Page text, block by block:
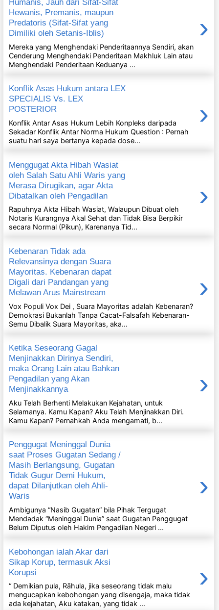
Humanis, Jauh dari Sifat-Sifat
Hewanis, Premanis, maupun
Predatoris (Sifat-Sifat yang
Dimiliki oleh Setanis-Iblis)
›
Mereka yang Menghendaki Penderitaannya Sendiri, akan
Cenderung Menghendaki Penderitaan Makhluk Lain atau
Menghendaki Penderitaan Keduanya ...
Konflik Asas Hukum antara LEX
SPECIALIS Vs. LEX
POSTERIOR
›
Konflik Antar Asas Hukum Lebih Konpleks daripada
Sekadar Konflik Antar Norma Hukum Question : Pernah
suatu hari saya bertanya kepada dose...
Menggugat Akta Hibah Wasiat
oleh Salah Satu Ahli Waris yang
Merasa Dirugikan, agar Akta
Dibatalkan oleh Pengadilan
›
Rapuhnya Akta Hibah Wasiat, Walaupun Dibuat oleh
Notaris Kurangnya Akal Sehat dan Tidak Bisa Berpikir
secara Normal (Pikun), Karenanya Tid...
Kebenaran Tidak ada
Relevansinya dengan Suara
Mayoritas. Kebenaran dapat
Digali dari Pandangan yang
Melawan Arus Mainstream
›
Vox Populi Vox Dei , Suara Mayoritas adalah Kebenaran?
Demokrasi Bukanlah Tanpa Cacat-Falsafah Kebenaran-
Semu Dibalik Suara Mayoritas, aka...
Ketika Seseorang Gagal
Menjinakkan Dirinya Sendiri,
maka Orang Lain atau Bahkan
Pengadilan yang Akan
Menjinakkannya
›
Aku Telah Berhenti Melakukan Kejahatan, untuk
Selamanya. Kamu Kapan? Aku Telah Menjinakkan Diri.
Kamu Kapan? Pernahkah Anda mengamati, b...
Penggugat Meninggal Dunia
saat Proses Gugatan Sedang /
Masih Berlangsung, Gugatan
Tidak Gugur Demi Hukum,
dapat Dilanjutkan oleh Ahli-
Waris
›
Ambigunya “Nasib Gugatan” bila Pihak Tergugat
Mendadak “Meninggal Dunia” saat Gugatan Penggugat
Belum Diputus oleh Hakim Pengadilan Negeri ...
Kebohongan ialah Akar dari
Sikap Korup, termasuk Aksi
Korupsi
›
“ Demikian pula, Rāhula, jika seseorang tidak malu
mengucapkan kebohongan yang disengaja, maka tidak
ada kejahatan, Aku katakan, yang tidak ...